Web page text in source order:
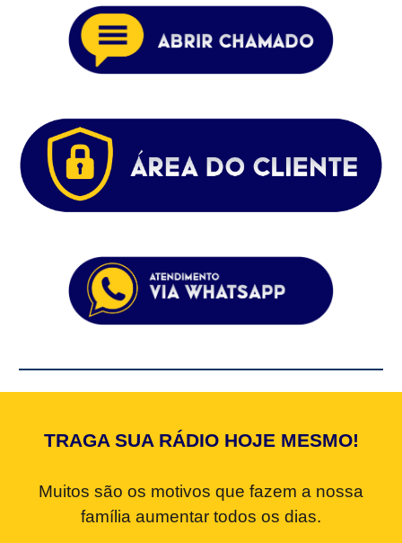
TRAGA SUA RÁDIO HOJE MESMO!
Muitos são os motivos que fazem a nossa
família aumentar todos os dias.